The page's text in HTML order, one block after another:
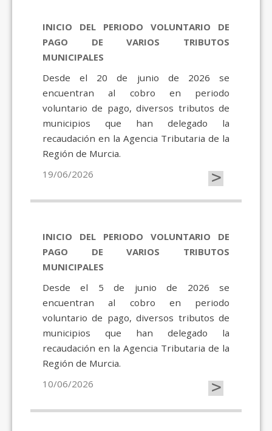
INICIO DEL PERIODO VOLUNTARIO DE
PAGO DE VARIOS TRIBUTOS
MUNICIPALES
Desde el 20 de junio de 2026 se
encuentran al cobro en periodo
voluntario de pago, diversos tributos de
municipios que han delegado la
recaudación en la Agencia Tributaria de la
Región de Murcia.
19/06/2026
>
INICIO DEL PERIODO VOLUNTARIO DE
PAGO DE VARIOS TRIBUTOS
MUNICIPALES
Desde el 5 de junio de 2026 se
encuentran al cobro en periodo
voluntario de pago, diversos tributos de
municipios que han delegado la
recaudación en la Agencia Tributaria de la
Región de Murcia.
10/06/2026
>